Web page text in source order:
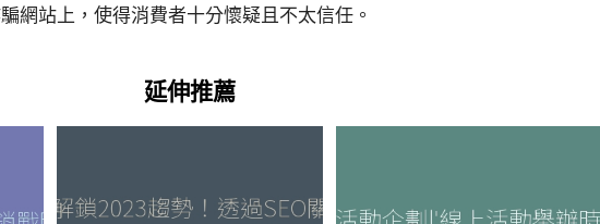
網站上，使得消費者十分懷疑且不太信任。
延伸推薦